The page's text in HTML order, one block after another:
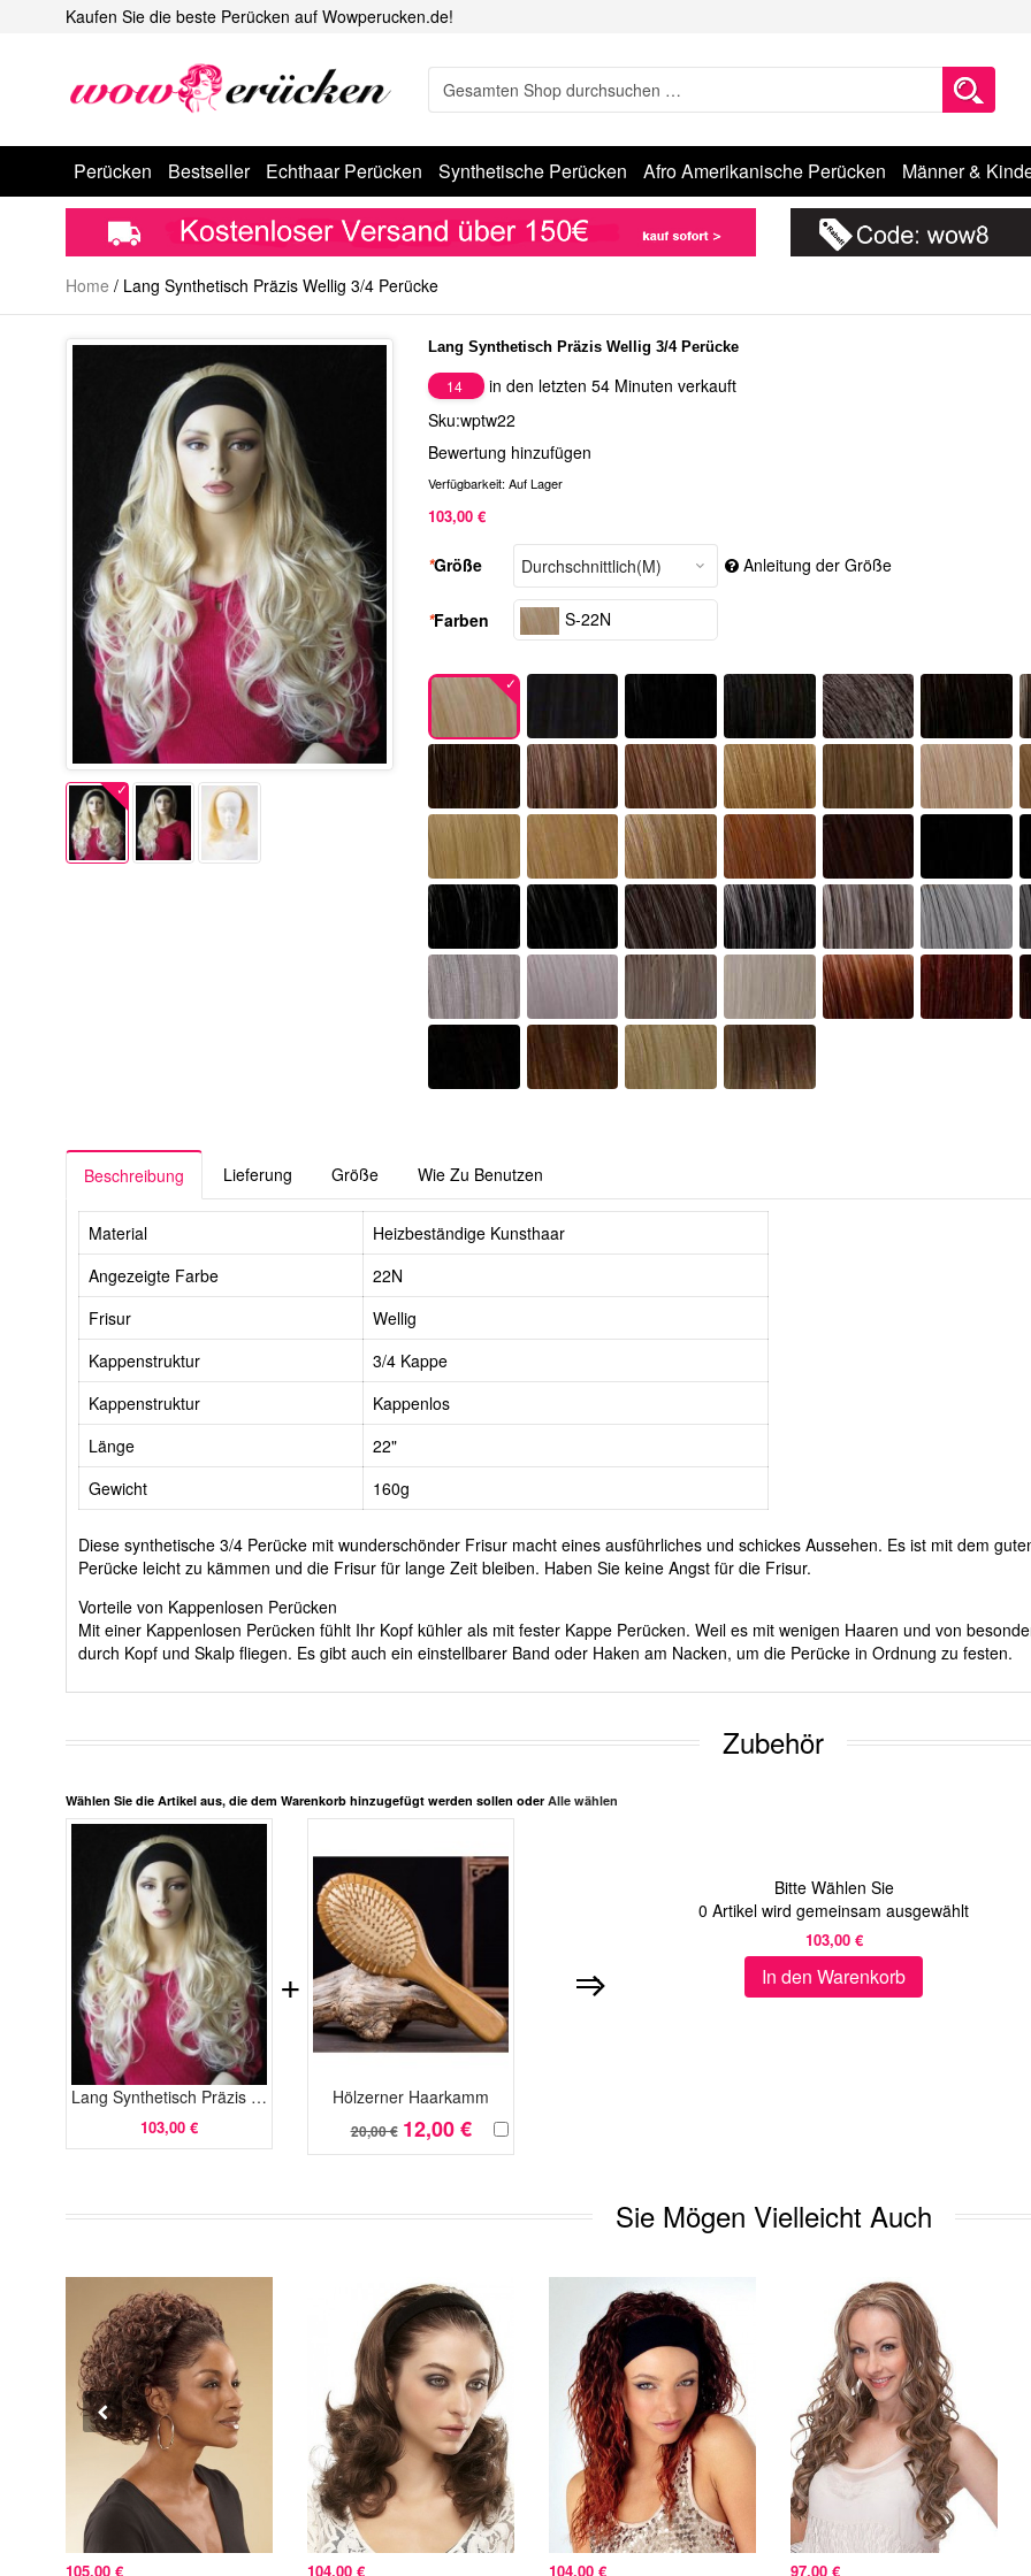
Kaufen Sie die beste Perücken auf Wowperucken.de!
Perücken Bestseller Echthaar Perücken Synthetische Perücken Afro Amerikanische Perücken Männer &
Home / Lang Synthetisch Präzis Wellig 3/4 Perücke
Lang Synthetisch Präzis Wellig 3/4 Perücke
14
in den letzten 54 Minuten verkauft
Sku:wptw22
Bewertung hinzufügen
Verfügbarkeit: Auf Lager
103,00 €
*Größe Anleitung der Größe
*Farben S-22N
Beschreibung Lieferung Größe Wie Zu Benutzen
Material
Heizbeständige Kunsthaar
Angezeigte Farbe
22N
Frisur
Wellig
Kappenstruktur
3/4 Kappe
Kappenstruktur
Kappenlos
Länge
22"
Gewicht
160g
Diese synthetische 3/4 Perücke mit wunderschönder Frisur macht eines ausführliches und schickes Aussehen. Es ist mit dem
Perücke leicht zu kämmen und die Frisur für lange Zeit bleiben. Haben Sie keine Angst für die Frisur.
Vorteile von Kappenlosen Perücken
Mit einer Kappenlosen Perücken fühlt Ihr Kopf kühler als mit fester Kappe Perücken. Weil es mit wenigen Haaren und von
durch Kopf und Skalp fliegen. Es gibt auch ein einstellbarer Band oder Haken am Nacken, um die Perücke in Ordnung zu festen.
Zubehör
Wählen Sie die Artikel aus, die dem Warenkorb hinzugefügt werden sollen oder Alle wählen
Lang Synthetisch Präzis Wellig 3/4 Perücke
103,00 €
Hölzerner Haarkamm
20,00 € 12,00 €
+
Bitte Wählen Sie
0 Artikel wird gemeinsam ausgewählt
103,00 €
In den Warenkorb
Sie Mögen Vielleicht Auch
105,00 € 104,00 € 104,00 € 97,00 €